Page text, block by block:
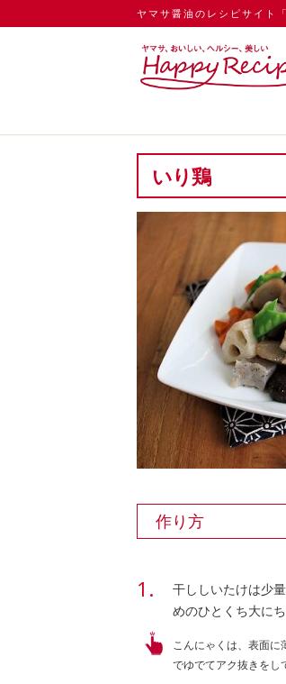
ヤマサ醤油のレシピサイ
いり鶏
作り方
干ししいたけは少
めのひとくち大にち
こんにゃくは、表面
でゆでてアク抜きをし